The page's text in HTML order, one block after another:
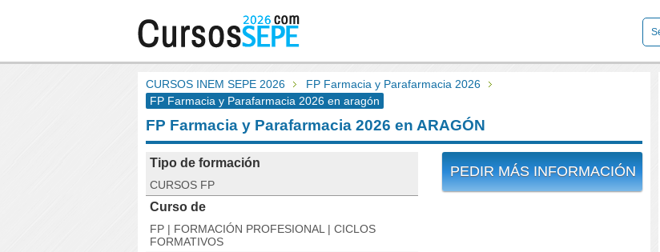
CURSOS INEM SEPE 2026
FP Farmacia y Parafarmacia 2026
FP Farmacia y Parafarmacia 2026 en aragón
FP Farmacia y Parafarmacia 2026 en ARAGÓN
PEDIR MÁS INFORMACIÓN
Tipo de formación
CURSOS FP
Curso de
FP | FORMACIÓN PROFESIONAL | CICLOS
FORMATIVOS